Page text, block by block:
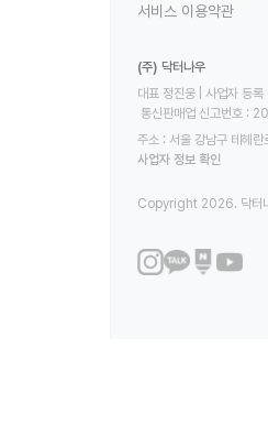
서비스 이용약관
(주) 닥터나우
대표 정진웅 | 사업자
통신판매업 신고번호
주소 : 서울 강남구 테헤
사업자 정보 확인
Copyright 2026. 닥터